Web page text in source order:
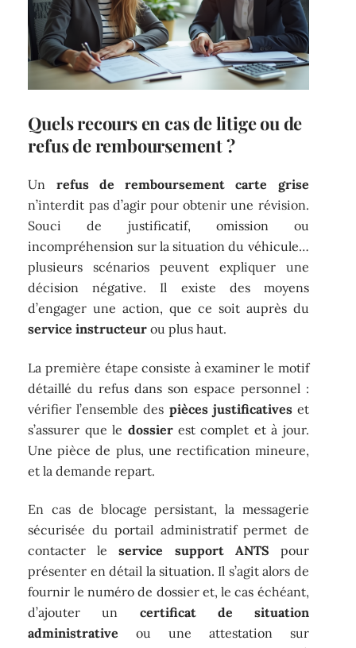
Quels recours en cas de litige ou de
refus de remboursement ?
Un refus de remboursement carte grise
n’interdit pas d’agir pour obtenir une révision.
Souci de justificatif, omission ou
incompréhension sur la situation du véhicule…
plusieurs scénarios peuvent expliquer une
décision négative. Il existe des moyens
d’engager une action, que ce soit auprès du
service instructeur ou plus haut.
La première étape consiste à examiner le motif
détaillé du refus dans son espace personnel :
vérifier l’ensemble des pièces justificativeset
s’assurer que le dossierest complet et à jour.
Une pièce de plus, une rectification mineure,
et la demande repart.
En cas de blocage persistant, la messagerie
sécurisée du portail administratif permet de
contacter leservice support ANTS pour
présenter en détail la situation. Il s’agit alors de
fournir le numéro de dossier et, le cas échéant,
d’ajouter un certificat de situation
administrative ou une attestation sur